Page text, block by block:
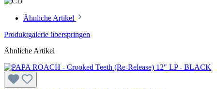
Ähnliche Artikel
Produktgalerie überspringen
Ähnliche Artikel